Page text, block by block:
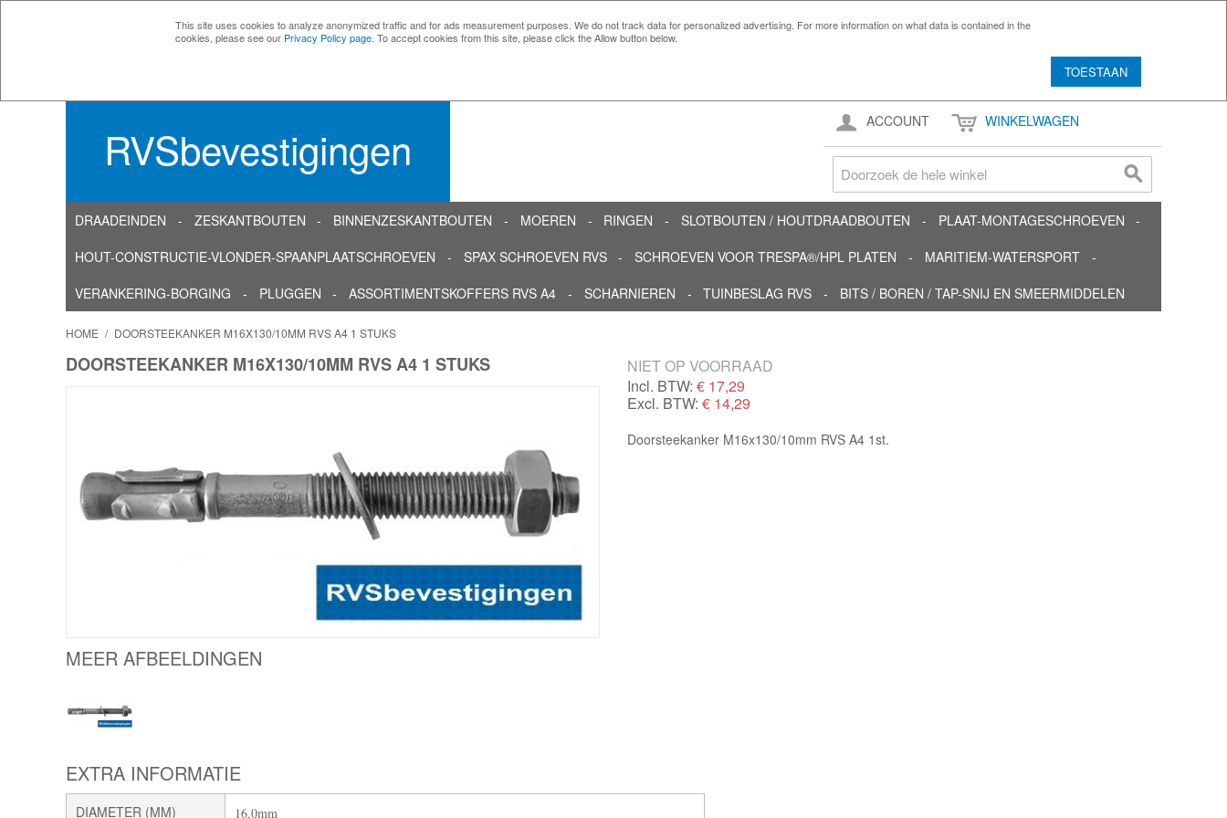
This site uses cookies to analyze anonymized traffic and for ads measurement purposes. We do not track data for personalized advertising. For more information on what data is contained in the
cookies, please see our Privacy Policy page . To accept cookies from this site, please click the Allow button below.
TOESTAAN
RVSbevestigingen
ACCOUNT WINKELWAGEN
DRAADEINDEN ZESKANTBOUTEN BINNENZESKANTBOUTEN MOEREN RINGEN SLOTBOUTEN / HOUTDRAADBOUTEN
PLAAT-MONTAGESCHROEVEN
HOUT-CONSTRUCTIE-VLONDER-SPAANPLAATSCHROEVEN
SPAX SCHROEVEN RVS SCHROEVEN VOOR TRESPA®/HPL PLATEN
MARITIEM-WATERSPORT
VERANKERING-BORGING
PLUGGEN ASSORTIMENTSKOFFERS RVS A4 SCHARNIEREN TUINBESLAG RVS BITS / BOREN / TAP-SNIJ EN SMEERMIDDELEN
HOME / DOORSTEEKANKER M16X130/10MM RVS A4 1 STUKS
DOORSTEEKANKER M16X130/10MM RVS A4 1 STUKS
MEER AFBEELDINGEN
NIET OP VOORRAAD
Incl. BTW: € 17,29
Excl. BTW: € 14,29
Doorsteekanker M16x130/10mm RVS A4 1st.
EXTRA INFORMATIE
DIAMETER (MM) 16,0mm